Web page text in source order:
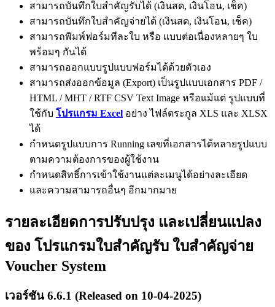
สามารถบันทึกใบสำคัญรับได้ (เงินสด, เงินโอน, เช็ค)
สามารถบันทึกใบสำคัญจ่ายได้ (เงินสด, เงินโอน, เช็ค)
สามารถพิมพ์ฟอร์มทีละใบ หรือ แบบต่อเนื่องหลายๆ ใบ
พร้อมๆ กันได้
สามารถออกแบบรูปแบบฟอร์มได้ด้วยตัวเอง
สามารถส่งออกข้อมูล (Export) เป็นรูปแบบเอกสาร PDF /
HTML / MHT / RTF CSV Text Image หรือแม้แต่ รูปแบบที่
ใช้กับ โปรแกรม Excel อย่าง ไฟล์ตระกูล XLS และ XLSX
ได้
กำหนดรูปแบบการ Running เลขที่เอกสารได้หลายรูปแบบ
ตามความต้องการของผู้ใช้งาน
กำหนดสิทธิ์การเข้าใช้งานแต่ละเมนูได้อย่างละเอียด
และความสามารถอื่นๆ อีกมากมาย
รายละเอียดการปรับปรุง และเปลี่ยนแปลง
ของ โปรแกรมใบสำคัญรับ ใบสำคัญจ่าย
Voucher System
เวอร์ชัน 6.6.1 (Released on 10-04-2025)